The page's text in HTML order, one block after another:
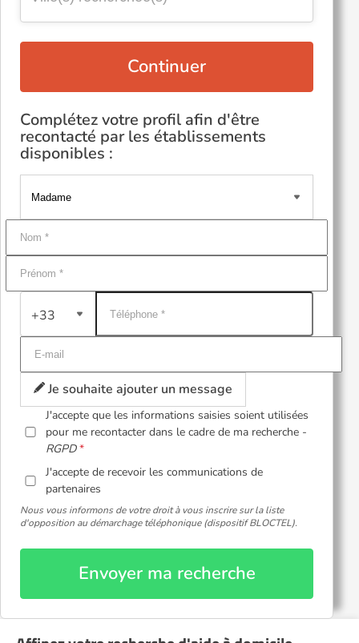
Continuer
Complétez votre profil afin d'être
recontacté par les établissements
disponibles :
+33
Je souhaite ajouter un message
J'accepte que les informations saisies soient utilisées
pour me recontacter dans le cadre de ma recherche -
RGPD
J'accepte de recevoir les communications de
partenaires
Nous vous informons de votre droit à vous inscrire sur la liste
d'opposition au démarchage téléphonique (dispositif BLOCTEL).
Envoyer ma recherche